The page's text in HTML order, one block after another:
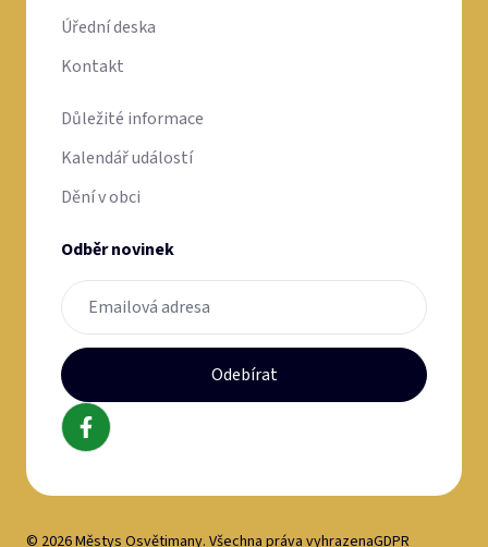
Úřední deska
Kontakt
Důležité informace
Kalendář událostí
Dění v obci
Odběr novinek
Odebírat
© 2026 Městys Osvětimany. Všechna práva vyhrazenaGDPR